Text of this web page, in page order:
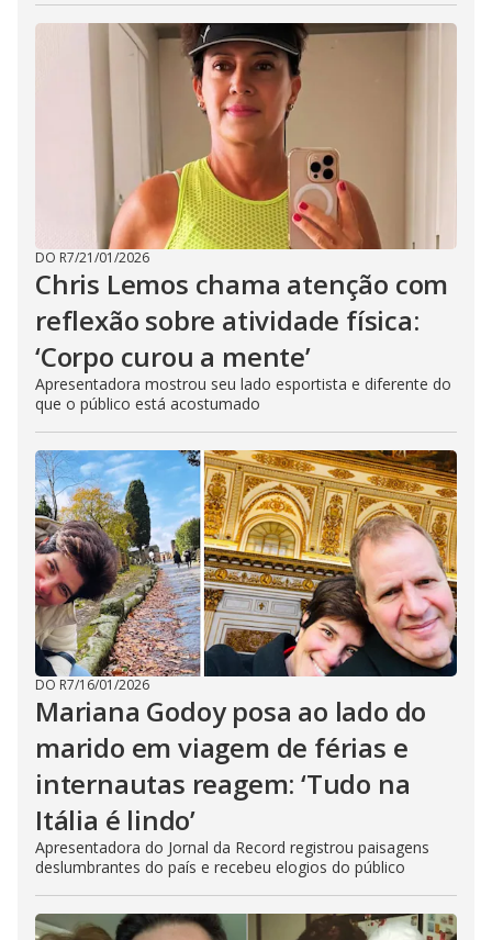
DO R7/21/01/2026
Chris Lemos chama atenção com
reflexão sobre atividade física:
‘Corpo curou a mente’
Apresentadora mostrou seu lado esportista e diferente do
que o público está acostumado
DO R7/16/01/2026
Mariana Godoy posa ao lado do
marido em viagem de férias e
internautas reagem: ‘Tudo na
Itália é lindo’
Apresentadora do Jornal da Record registrou paisagens
deslumbrantes do país e recebeu elogios do público